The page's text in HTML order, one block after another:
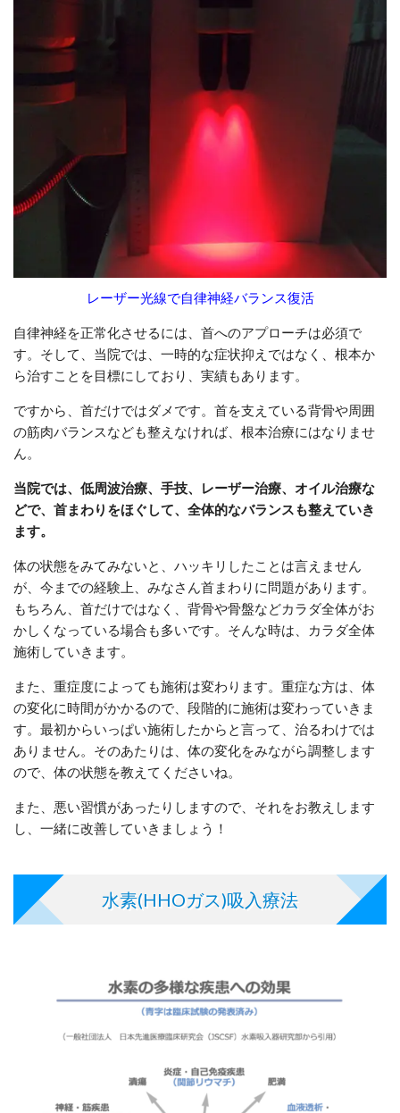
レーザー光線で自律神経バランス復活
自律神経を正常化させるには、首へのアプローチは必須で
す。そして、当院では、一時的な症状抑えではなく、根本か
ら治すことを目標にしており、実績もあります。
ですから、首だけではダメです。首を支えている背骨や周囲
の筋肉バランスなども整えなければ、根本治療にはなりませ
ん。
当院では、低周波治療、手技、レーザー治療、オイル治療な
どで、首まわりをほぐして、全体的なバランスも整えていき
ます。
体の状態をみてみないと、ハッキリしたことは言えません
が、今までの経験上、みなさん首まわりに問題があります。
もちろん、首だけではなく、背骨や骨盤などカラダ全体がお
かしくなっている場合も多いです。そんな時は、カラダ全体
施術していきます。
また、重症度によっても施術は変わります。重症な方は、体
の変化に時間がかかるので、段階的に施術は変わっていきま
す。最初からいっぱい施術したからと言って、治るわけでは
ありません。そのあたりは、体の変化をみながら調整します
ので、体の状態を教えてくださいね。
また、悪い習慣があったりしますので、それをお教えします
し、一緒に改善していきましょう！
水素(HHOガス)吸入療法